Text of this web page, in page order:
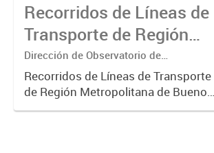
Recorridos de Líneas de
Transporte de Región
Metropolitana de
Buenos Aires (RMBA)
Dirección de Observatorio de
Transporte, Estudio y Sistemas
Recorridos de Líneas de Transporte
de Región Metropolitana de Buenos
Aires (RMBA).-